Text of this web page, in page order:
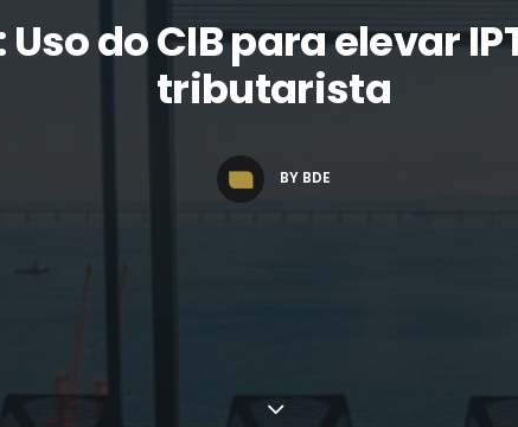
do CIB para elevar
tributarista
BY BDE